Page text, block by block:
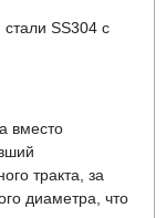
SS304 с
вместо
тракта, за
диаметра, что